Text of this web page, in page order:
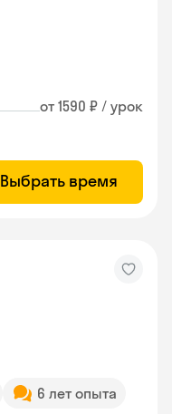
от 1590 ₽ / урок
Выбрать время
6 лет опыта